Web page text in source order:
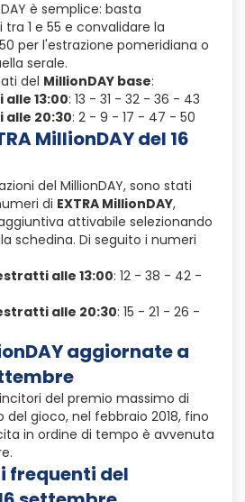
è semplice: basta
1 e 55 e convalidare la
per l'estrazione pomeridiana o
serale.
del MillionDAY base:
13:00: 13 - 31 - 32 - 36 - 43
20:30: 2 - 9 - 17 - 47 - 50
MillionDAY del 16
del MillionDAY, sono stati
di EXTRA MillionDAY,
attivabile selezionando
schedina. Di seguito i numeri
alle 13:00: 12 - 38 - 42 -
alle 20:30: 15 - 21 - 26 -
aggiornate a
del premio massimo di
del gioco, nel febbraio 2018, fino
in ordine di tempo è avvenuta
frequenti del